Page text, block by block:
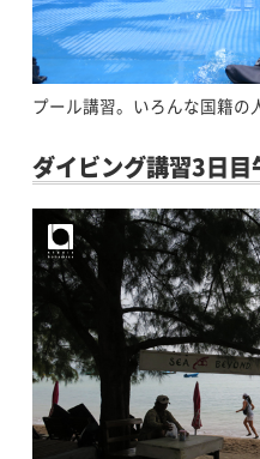
プール講習。いろんな国籍の
ダイビング講習3日